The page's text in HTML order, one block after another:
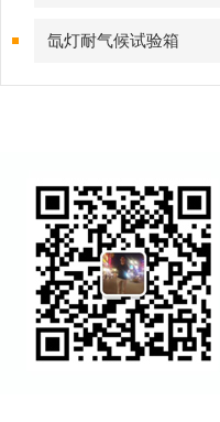
氙灯耐气候试验箱